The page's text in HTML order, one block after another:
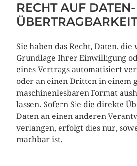
RECHT AUF DATEN­
ÜBERTRAG­BARKEIT
Sie haben das Recht, Daten, die
Grundlage Ihrer Einwilligung
eines Vertrags automatisiert
oder an einen Dritten in einem
maschinenlesbaren Format
lassen. Sofern Sie die direkte
Daten an einen anderen
verlangen, erfolgt dies nur,
machbar ist.